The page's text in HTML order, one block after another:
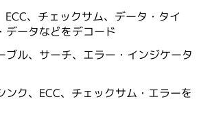
ECC、チェックサム、データ・タイ
データなどをデコード
ブル、サーチ、エラー・インジケータ
ンク、ECC、チェックサム・エラーを